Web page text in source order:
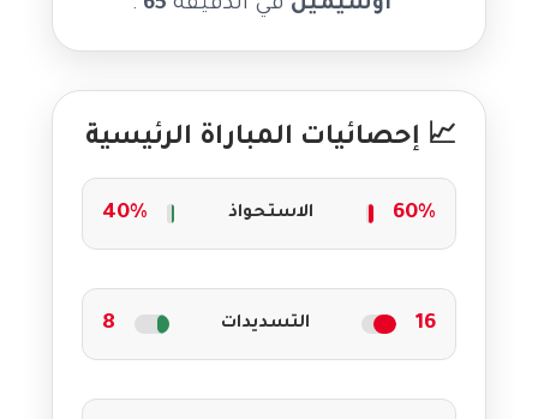
أوسيمين في الدقيقة 65'
.
📈 إحصائيات المباراة الرئيسية
60% الاستحواذ 40%
16 التسديدات 8